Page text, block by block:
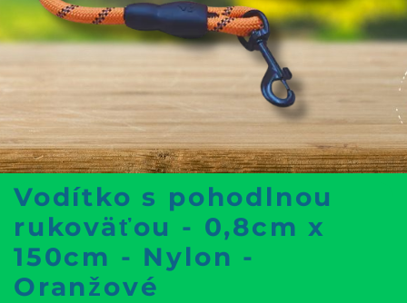
Vodítko s pohodlnou
rukoväťou - 0,8cm x
150cm - Nylon -
Oranžové